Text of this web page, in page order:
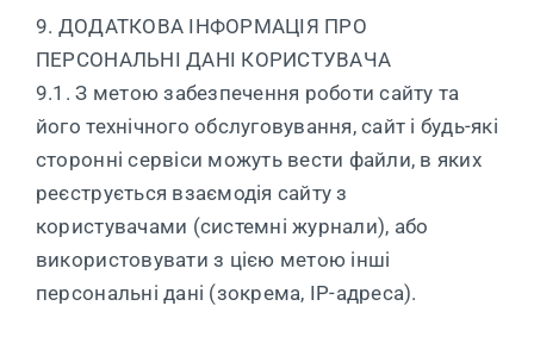
9. ДОДАТКОВА ІНФОРМАЦІЯ ПРО
ПЕРСОНАЛЬНІ ДАНІ КОРИСТУВАЧА
9.1. З метою забезпечення роботи сайту та
його технічного обслуговування, сайт і будь-які
сторонні сервіси можуть вести файли, в яких
реєструється взаємодія сайту з
користувачами (системні журнали), або
використовувати з цією метою інші
персональні дані (зокрема, IP-адреса).